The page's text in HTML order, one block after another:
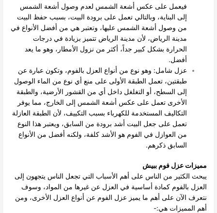
فيعمل على عكس أشعة الشمس لعدم وصول أشعة الشمس
إلى البناية، وبالتالي تعمل على برودة البيت، بسبب حفظ البيت
من وصول أشعة الشمس عليها، وتعتبر هي من أفضل الأنواع في
مدينة الرياض، لأن مدينة الرياض تتميز بزيادة في درجات
الحرارة بشكل كبير جداً، أكثر من نزول الأمطار، وهو ما يعد
أفضل.
عزل شامل: وهو نوع من أنواع العزل بالفوم، وتكون عبارة عن
طبقتين، تعمل الطبقة الأولى على منع أي نوع من الماء الوصول
إلى السطح، أو التغلغل داخل أي من القشور الأرضية، والطبقة
الأخرى تعمل على عكس أشعة الشمس إلى الخارج، مما يوفر
التكاليف المستخدمة للكهرباء بسبب التكييف، لأن الطبقة العازلة
تعمل على جعل البيت أشد برودة من السابق، ويعتبر هذا النوع
من العوازل في الفوم هو الأشد كلفة، ولكنه أفضل من الأنواع
السابق ذكرهم.
مميزات عزل فوم ببيش
يبحث الكثير من الناس على أهم الأسباب التي تجعل الناس يتجهون إلى
العزل بالفوم كمادة أساسية في العزل عن غيرها من المواد، وسوف
نتعرف الآن على أهم ما يميز عزل الفوم عن أنواع العزل الأخرى، ومن
أهم المميزات هي:-